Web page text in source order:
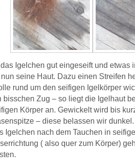
das Igelchen gut eingeseift und etwas
seine Haut. Dazu einen Streifen
rund um den seifigen Igelkörper
bisschen Zug – so liegt die Igelhaut
Körper an. Gewickelt wird bis
– diese belassen wir
Igelchen nach dem Tauchen in
( also quer zum Körper)